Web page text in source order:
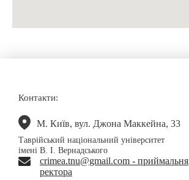
Контакти:
М. Київ, вул. Джона Маккейна, 33
Таврійський національний університет
імені В. І. Вернадського
crimea.tnu@gmail.com - приймальня
ректора